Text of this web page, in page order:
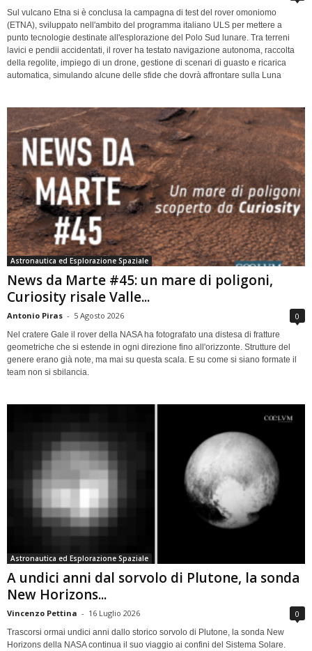
Sul vulcano Etna si è conclusa la campagna di test del rover omoniomo
(ETNA), sviluppato nell'ambito del programma italiano ULS per mettere a
punto tecnologie destinate all'esplorazione del Polo Sud lunare. Tra terreni
lavici e pendii accidentati, il rover ha testato navigazione autonoma, raccolta
della regolite, impiego di un drone, gestione di scenari di guasto e ricarica
automatica, simulando alcune delle sfide che dovrà affrontare sulla Luna
Astronautica ed Esplorazione Spaziale
News da Marte #45: un mare di poligoni,
Curiosity risale Valle...
Antonio Piras - 5 Agosto 2026 0
Nel cratere Gale il rover della NASA ha fotografato una distesa di fratture
geometriche che si estende in ogni direzione fino all'orizzonte. Strutture del
genere erano già note, ma mai su questa scala. E su come si siano formate il
team non si sbilancia.
Astronautica ed Esplorazione Spaziale
A undici anni dal sorvolo di Plutone, la sonda
New Horizons...
Vincenzo Pettina - 16 Luglio 2026 0
Trascorsi ormai undici anni dallo storico sorvolo di Plutone, la sonda New
Horizons della NASA continua il suo viaggio ai confini del Sistema Solare.